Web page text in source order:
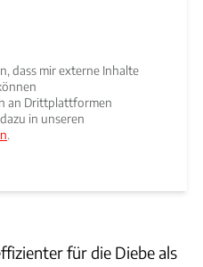
dass mir externe Inhalte
an Drittplattformen
in unseren
.
für die Diebe als